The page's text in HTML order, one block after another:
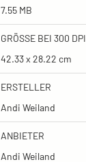
7.55 MB
GRÖSSE BEI 300 DPI
42.33 x 28.22 cm
ERSTELLER
Andi Weiland
ANBIETER
Andi Weiland